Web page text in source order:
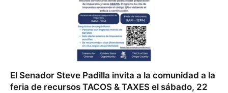
El Senador Steve Padilla invita a la comunidad a la
feria de recursos TACOS & TAXES el sábado, 22